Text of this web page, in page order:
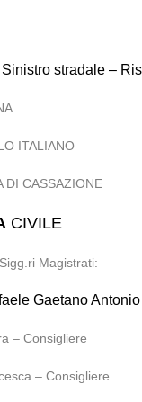
stradale –
ITALIANO
DI CASSAZIONE
CIVILE
Magistrati:
Gaetano
– Consigliere
– Consigliere